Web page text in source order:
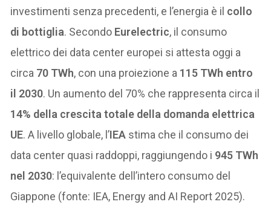
investimenti senza precedenti, e l’energia è il collo
di bottiglia. Secondo Eurelectric, il consumo
elettrico dei data center europei si attesta oggi a
circa 70 TWh, con una proiezione a 115 TWh entro
il 2030. Un aumento del 70% che rappresenta circa il
14% della crescita totale della domanda elettrica
UE. A livello globale, l’IEA stima che il consumo dei
data center quasi raddoppi, raggiungendo i 945 TWh
nel 2030: l’equivalente dell’intero consumo del
Giappone (fonte: IEA, Energy and AI Report 2025).